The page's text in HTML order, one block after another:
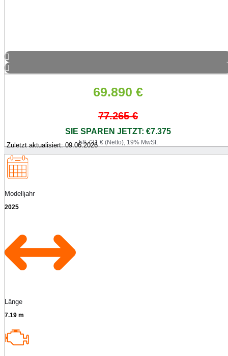
69.890 €
77.265€
SIE SPAREN JETZT: €7.375
58.731 € (Netto), 19% MwSt.
Zuletzt aktualisiert: 09.06.2026
Modelljahr
2025
Länge
7.19 m